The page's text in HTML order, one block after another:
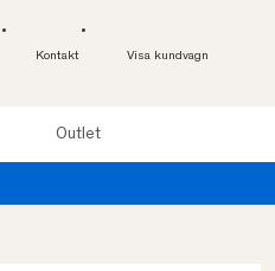
Kontakt Visa kundvagn
Outlet